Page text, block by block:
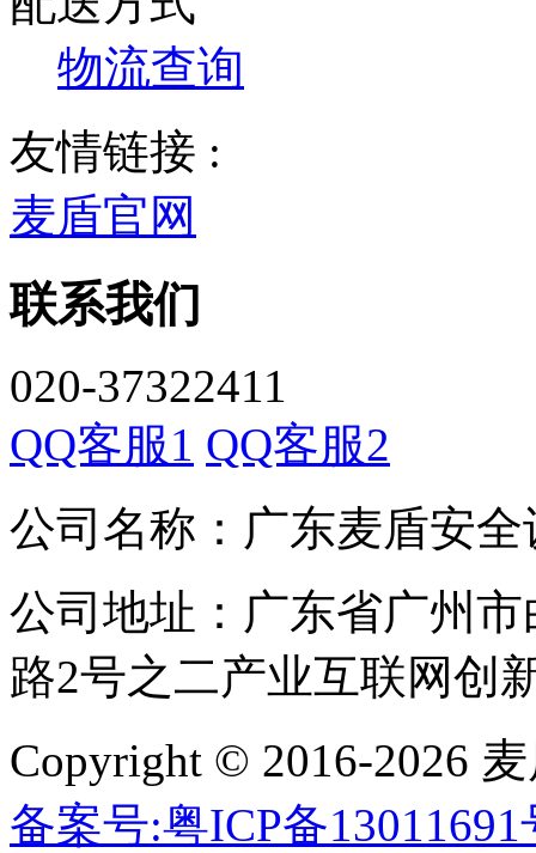
物流查询
友情链接 :
麦盾官网
联系我们
020-37322411
QQ客服1 QQ客服2
公司名称：广东麦盾安
公司地址：广东省广州
路2号之二产业互联网创
Copyright © 2016-2026
备案号:粤ICP备13011691